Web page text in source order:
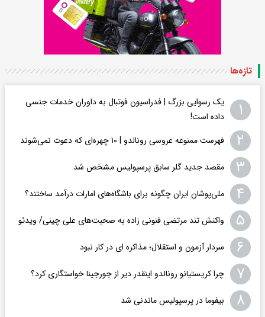
تازه‌ها
۱
یک رسوایی بزرگ | فدراسیون فوتبال به داوران خدمات جنسی
داده است!
۲ فهرست ممنوعه عروسی رونالدو | ۱۰ چهره‌ای که دعوت نمی‌شوند
۳ مقصد جدید گلر سابق پرسپولیس مشخص شد
۴ ملی‌پوشان ایران چگونه برای باشگاه‌های امارات درآمد ساختند؟
۵ واکنش تند مرتضی فنونی زاده به صحبت‌های علی چینی/ ویدئو
۶ سردار آزمون و استقلال؛ مذاکره ای در کار نبود
۷ چرا کریستیانو رونالدو اینقدر دیر از جورجینا خواستگاری کرد؟
۸ بیفوما در پرسپولیس ماندنی شد